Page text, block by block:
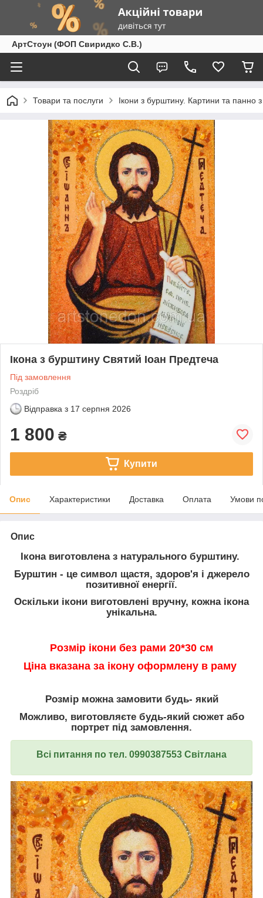
АртСтоун (ФОП Свиридко С.В.)
Товари та послуги Ікони з бурштину. Картини та панно
Ікона з бурштину Святий Іоан Предтеча
Під замовлення
Роздріб
Відправка з 17 серпня 2026
1 800 ₴
Купити
Опис Характеристики Доставка Оплата Умови
Опис
Ікона виготовлена з натурального бурштину.
Бурштин - це символ щастя, здоров'я і джерело
позитивної енергії.
Оскільки ікони виготовлені вручну, кожна ікона
унікальна.
Розмір ікони без рами 20*30 см
Ціна вказана за ікону оформлену в раму
Розмір можна замовити будь- який
Можливо, виготовляєте будь-який сюжет або
портрет під замовлення.
Всі питання по тел. 0990387553 Світлана